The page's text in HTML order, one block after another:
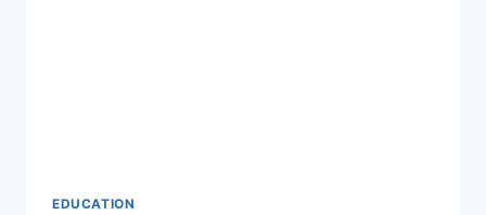
EDUCATION